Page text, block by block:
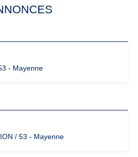
- Mayenne
/ 53 - Mayenne